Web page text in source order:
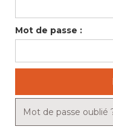
Mot de passe :
Mot de passe oublié